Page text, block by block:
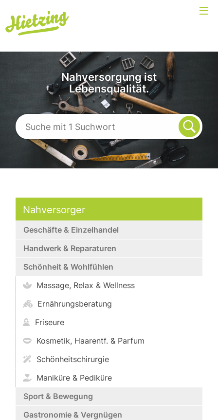
Nahversorgung ist
Lebensqualität.
Nahversorger
Geschäfte & Einzelhandel
Handwerk & Reparaturen
Schönheit & Wohlfühlen
Massage, Relax & Wellness
Ernährungsberatung
Friseure
Kosmetik, Haarentf. & Parfum
Schönheitschirurgie
Maniküre & Pediküre
Sport & Bewegung
Gastronomie & Vergnügen